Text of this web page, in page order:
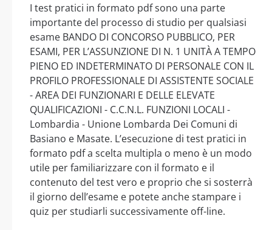
I test pratici in formato pdf sono una parte
importante del processo di studio per qualsiasi
esame BANDO DI CONCORSO PUBBLICO, PER
ESAMI, PER L’ASSUNZIONE DI N. 1 UNITÀ A TEMPO
PIENO ED INDETERMINATO DI PERSONALE CON IL
PROFILO PROFESSIONALE DI ASSISTENTE SOCIALE
- AREA DEI FUNZIONARI E DELLE ELEVATE
QUALIFICAZIONI - C.C.N.L. FUNZIONI LOCALI -
Lombardia - Unione Lombarda Dei Comuni di
Basiano e Masate. L’esecuzione di test pratici in
formato pdf a scelta multipla o meno è un modo
utile per familiarizzare con il formato e il
contenuto del test vero e proprio che si sosterrà
il giorno dell’esame e potete anche stampare i
quiz per studiarli successivamente off-line.